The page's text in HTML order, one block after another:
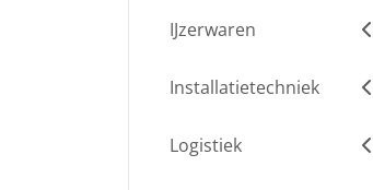
IJzerwaren
Installatietechniek
Logistiek